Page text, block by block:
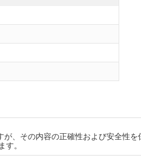
、その内容の正確性および安全性
す。